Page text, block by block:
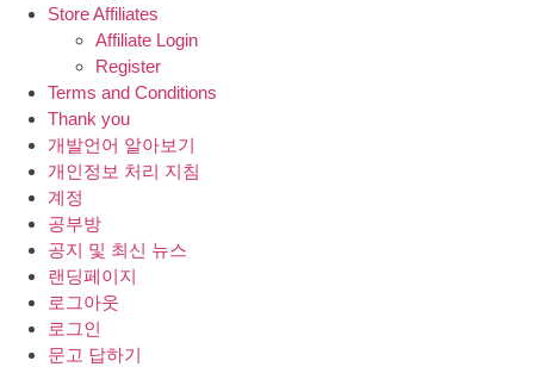
Store Affiliates
Affiliate Login
Register
Terms and Conditions
Thank you
개발언어 알아보기
개인정보 처리 지침
계정
공부방
공지 및 최신 뉴스
랜딩페이지
로그아웃
로그인
문고 답하기